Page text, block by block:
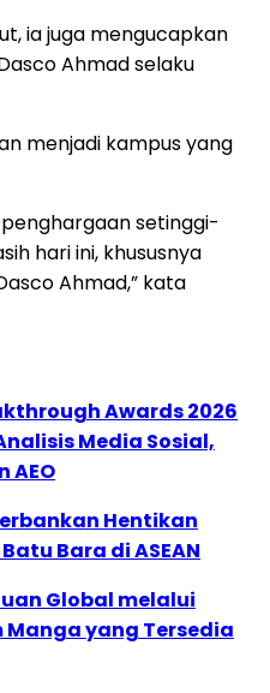
ia juga mengucapkan
Ahmad selaku
menjadi kampus yang
setinggi-
hari ini, khususnya
Ahmad,” kata
Awards 2026
Media Sosial,
AEO
Hentikan
Bara di ASEAN
Global melalui
Manga yang Tersedia